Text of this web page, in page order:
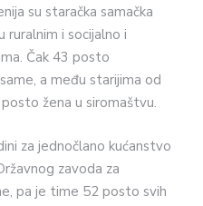
su staračka samačka
ruralnim i socijalno i
Čak 43 posto
a među starijima od
žena u siromaštvu.
za jednočlano kućanstvo
zavoda za
pa je time 52 posto svih